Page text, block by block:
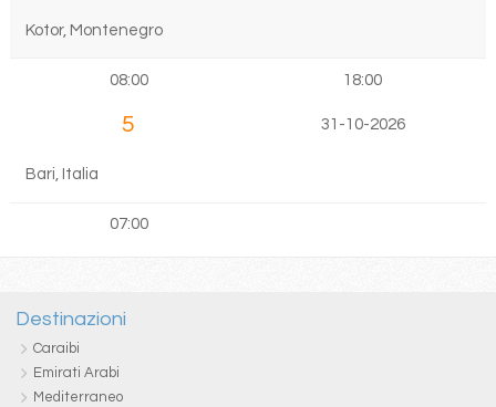
Kotor, Montenegro
08:00 18:00
5 31-10-2026
Bari, Italia
07:00
Destinazioni
Caraibi
Emirati Arabi
Mediterraneo